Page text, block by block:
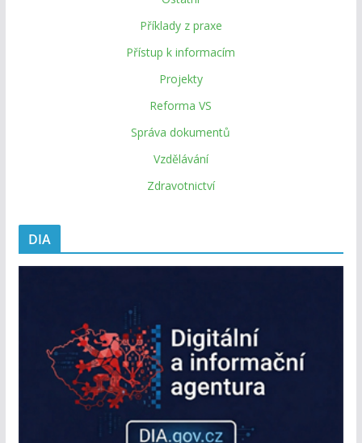
Příklady z praxe
Přístup k informacím
Projekty
Reforma VS
Správa dokumentů
Vzdělávání
Zdravotnictví
DIA